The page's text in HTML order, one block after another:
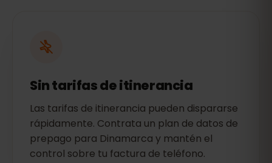
Sin tarifas de itinerancia
Las tarifas de itinerancia pueden dispararse
rápidamente. Contrata un plan de datos de
prepago para Dinamarca y mantén el
control sobre tu factura de teléfono.